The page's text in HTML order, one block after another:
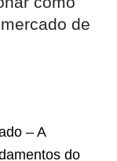
de
– A
do